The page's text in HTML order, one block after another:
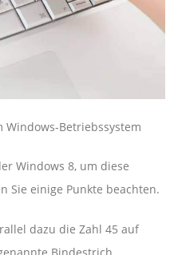
Betriebssystem
Windows 8, um diese
Sie einige Punkte beachten.
dazu die Zahl 45 auf